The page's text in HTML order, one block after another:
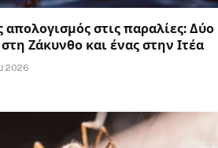
απολογισμός στις παραλίες: Δύο
Ζάκυνθο και ένας στην Ιτέα
2026